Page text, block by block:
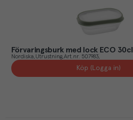
Förvaringsburk med lock ECO 30cl
Nordiska Utrustning Art.nr. 507983
Köp (Logga in)